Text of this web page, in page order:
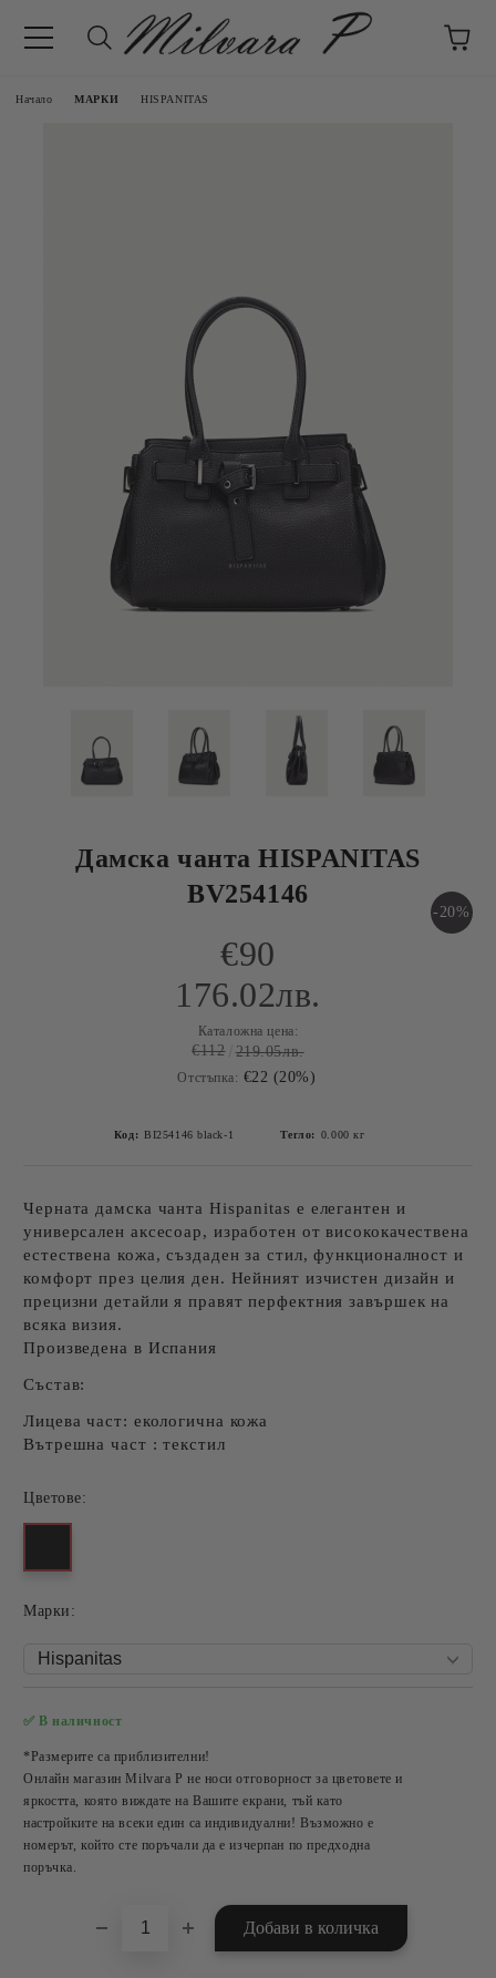
Начало МАРКИ HISPANITAS
Дамска чанта HISPANITAS
BV254146
-20%
€90
176.02лв.
Каталожна цена:
€112 219.05лв.
Отстъпка: €22 (20%)
Код: BI254146 black-1 Тегло: 0.000 кг
Черната дамска чанта Hispanitas е елегантен и
универсален аксесоар, изработен от висококачествена
естествена кожа, създаден за стил, функционалност и
комфорт през целия ден. Нейният изчистен дизайн и
прецизни детайли я правят перфектния завършек на
всяка визия.
Произведена в Испания
Състав:
Лицева част: екологична кожа
Вътрешна част : текстил
Цветове:
Mарки:
✅ В наличност
*Размерите са приблизителни!
Онлайн магазин Milvara P не носи отговорност за цветовете и
яркостта, която виждате на Вашите екрани, тъй като
настройките на всеки един са индивидуални! Възможно е
номерът, който сте поръчали да е изчерпан по предходна
поръчка.